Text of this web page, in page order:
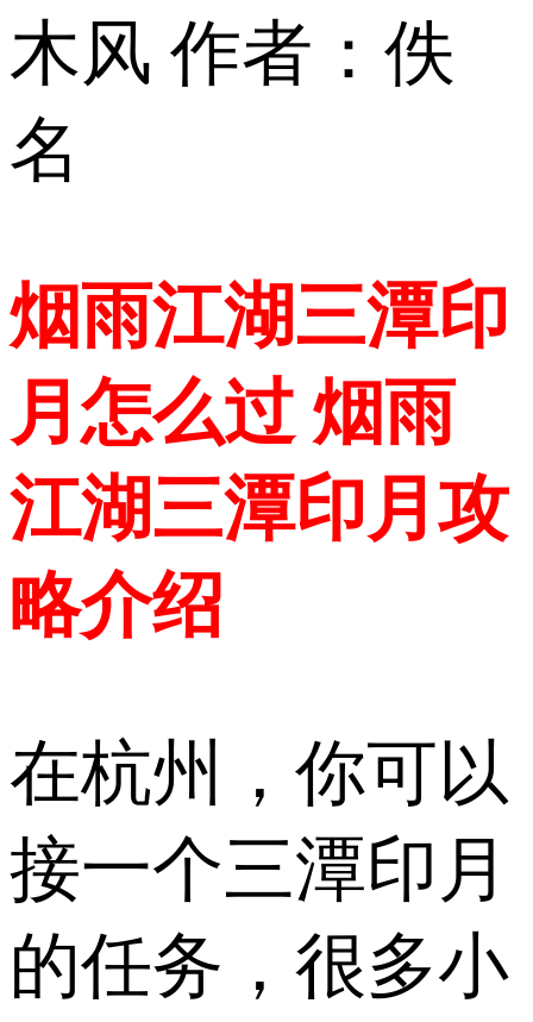
木风 作者：佚
名
烟雨江湖三潭印
月怎么过 烟雨
江湖三潭印月攻
略介绍
在杭州，你可以
接一个三潭印月
的任务，很多小